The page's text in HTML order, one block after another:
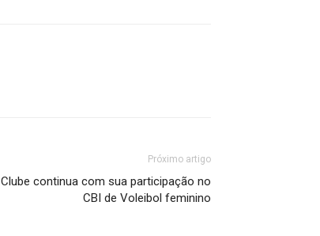
Próximo artigo
continua com sua participação no
CBI de Voleibol feminino